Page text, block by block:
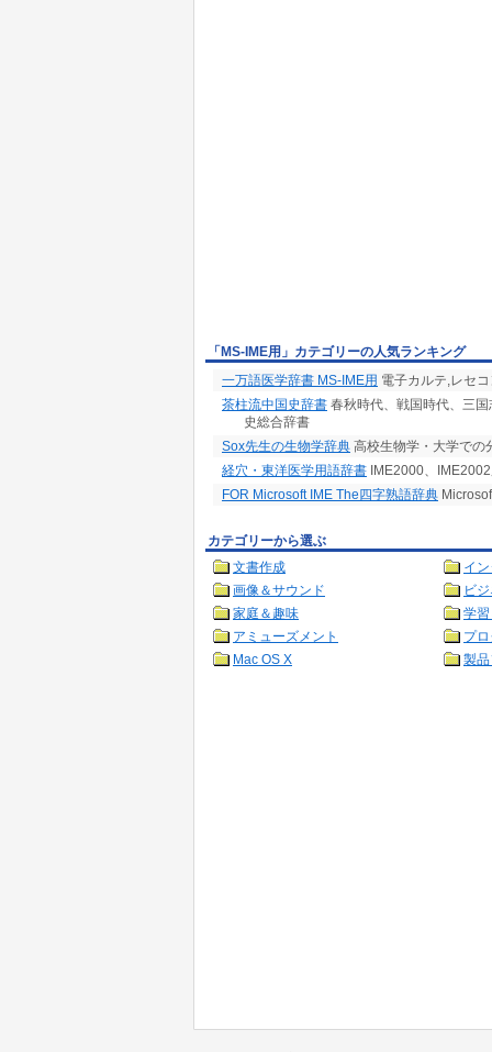
「MS-IME用」カテゴリーの人気ランキング
一万語医学辞書 MS-IME用 電子カルテ,レセ
茶柱流中国史辞書 春秋時代、戦国時代、三
史総合辞書
Sox先生の生物学辞典 高校生物学・大学での
経穴・東洋医学用語辞書 IME2000、
FOR Microsoft IME The四字熟語辞典
カテゴリーから選ぶ
文書作成
イ
画像＆サウンド
ビ
家庭＆趣味
学
アミューズメント
プ
Mac OS X
製